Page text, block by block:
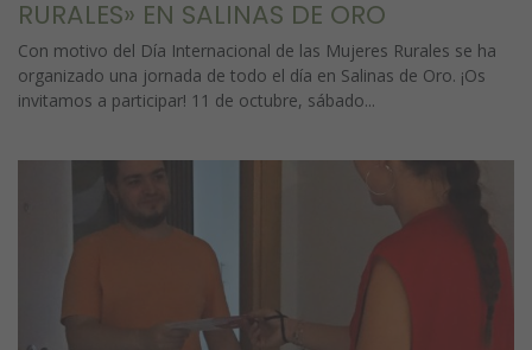
RURALES» EN SALINAS DE ORO
Con motivo del Día Internacional de las Mujeres Rurales se ha
organizado una jornada de todo el día en Salinas de Oro. ¡Os
invitamos a participar! 11 de octubre, sábado...